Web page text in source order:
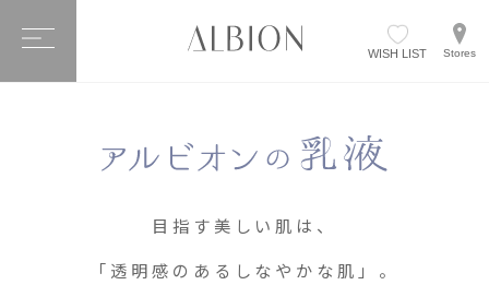
WISH LIST Stores
目指す美しい肌は、
「透明感のあるしなやかな肌」。